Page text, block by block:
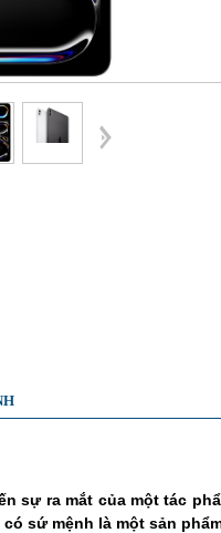
sự ra mắt của một tác
sứ mệnh là một sản